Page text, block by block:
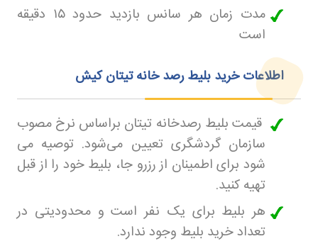
مدت زمان هر سانس بازدید حدود۱۵ دقیقه
است
اطلاعات خرید بلیط رصد خانه تیتان کیش
قیمت بلیط رصدخانه تیتان براساس نرخ مصوب
سازمان گردشگری تعیین می‌شود. توصیه می‌
شود برای اطمینان از رزرو جا، بلیط خود را از قبل
تهیه کنید.
هر بلیط برای یک نفر است و محدودیتی در
تعداد خرید بلیط وجود ندارد.